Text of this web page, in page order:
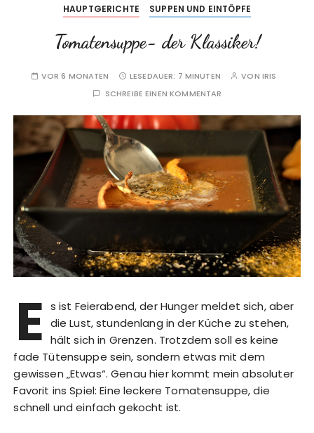
HAUPTGERICHTE SUPPEN UND EINTÖPFE
Tomatensuppe- der Klassiker!
VOR 6 MONATEN LESEDAUER: 7 MINUTEN VON IRIS
SCHREIBE EINEN KOMMENTAR
E s ist Feierabend, der Hunger meldet sich, aber
die Lust, stundenlang in der Küche zu stehen,
hält sich in Grenzen. Trotzdem soll es keine
fade Tütensuppe sein, sondern etwas mit dem
gewissen „Etwas“. Genau hier kommt mein absoluter
Favorit ins Spiel: Eine leckere Tomatensuppe, die
schnell und einfach gekocht ist.